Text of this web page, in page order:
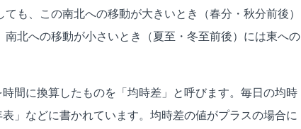
も、この南北への移動が大きいとき（春分・秋分前後）
北への移動が小さいとき（夏至・冬至前後）には東への
間に換算したものを「均時差」と呼びます。毎日の均時
」などに書かれています。均時差の値がプラスの場合に